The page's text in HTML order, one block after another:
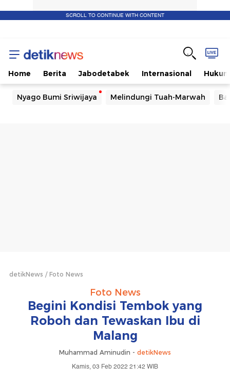
SCROLL TO CONTINUE WITH CONTENT
Home Berita Jabodetabek Internasional Hukum
Nyago Bumi Sriwijaya Melindungi Tuah-Marwah
detikNews Foto News
Foto News
Begini Kondisi Tembok yang
Roboh dan Tewaskan Ibu di
Malang
Muhammad Aminudin - detikNews
Kamis, 03 Feb 2022 21:42 WIB